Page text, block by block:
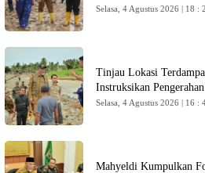
Selasa, 4 Agustus 2026 | 18 :
Tinjau Lokasi
Instruksikan
Selasa, 4 Agustus 2026 | 16 :
Mahyeldi Kumpulkan